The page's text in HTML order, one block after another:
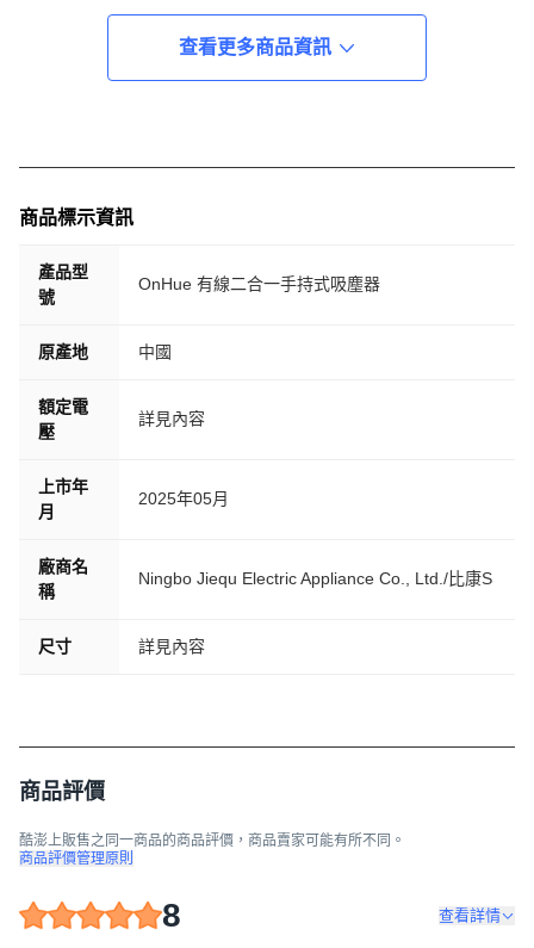
查看更多商品資訊
商品標示資訊
產品型
號
OnHue 有線二合一手持式吸塵器
原產地 中國
額定電
壓
詳見內容
上市年
月
2025年05月
廠商名
稱
Ningbo Jiequ Electric Appliance Co., Ltd./比康S
尺寸 詳見內容
商品評價
酷澎上販售之同一商品的商品評價，商品賣家可能有所不同。
商品評價管理原則
8 查看詳情